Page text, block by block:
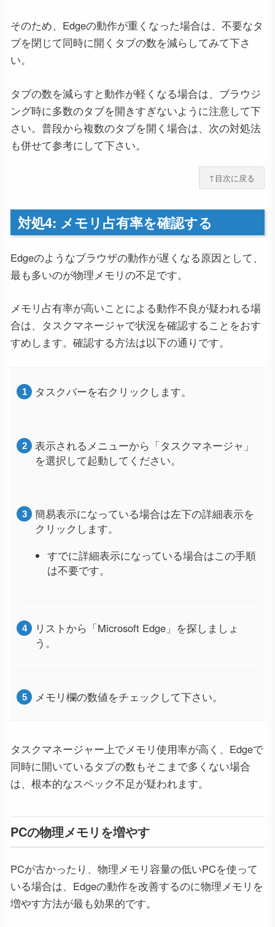
そのため、Edgeの動作が重くなった場合は、不要なタ
ブを閉じて同時に開くタブの数を減らしてみて下さ
い。
タブの数を減らすと動作が軽くなる場合は、ブラウジ
ング時に多数のタブを開きすぎないように注意して下
さい。普段から複数のタブを開く場合は、次の対処法
も併せて参考にして下さい。
↑目次に戻る
対処4: メモリ占有率を確認する
Edgeのようなブラウザの動作が遅くなる原因として、
最も多いのが物理メモリの不足です。
メモリ占有率が高いことによる動作不良が疑われる場
合は、タスクマネージャで状況を確認することをおす
すめします。確認する方法は以下の通りです。
タスクバーを右クリックします。
表示されるメニューから「タスクマネージャ」
を選択して起動してください。
簡易表示になっている場合は左下の詳細表示を
クリックします。
すでに詳細表示になっている場合はこの手順
は不要です。
リストから「Microsoft Edge」を探しましょ
う。
メモリ欄の数値をチェックして下さい。
タスクマネージャー上でメモリ使用率が高く、Edgeで
同時に開いているタブの数もそこまで多くない場合
は、根本的なスペック不足が疑われます。
PCの物理メモリを増やす
PCが古かったり、物理メモリ容量の低いPCを使って
いる場合は、Edgeの動作を改善するのに物理メモリを
増やす方法が最も効果的です。